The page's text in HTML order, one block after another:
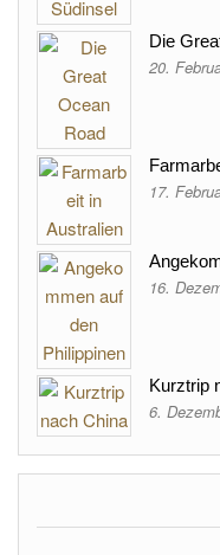
Die
20.
17.
16.
Kurztrip
6.